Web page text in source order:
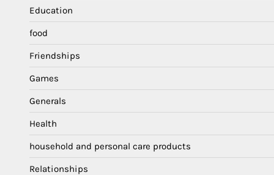
Education
food
Friendships
Games
Generals
Health
household and personal care products
Relationships